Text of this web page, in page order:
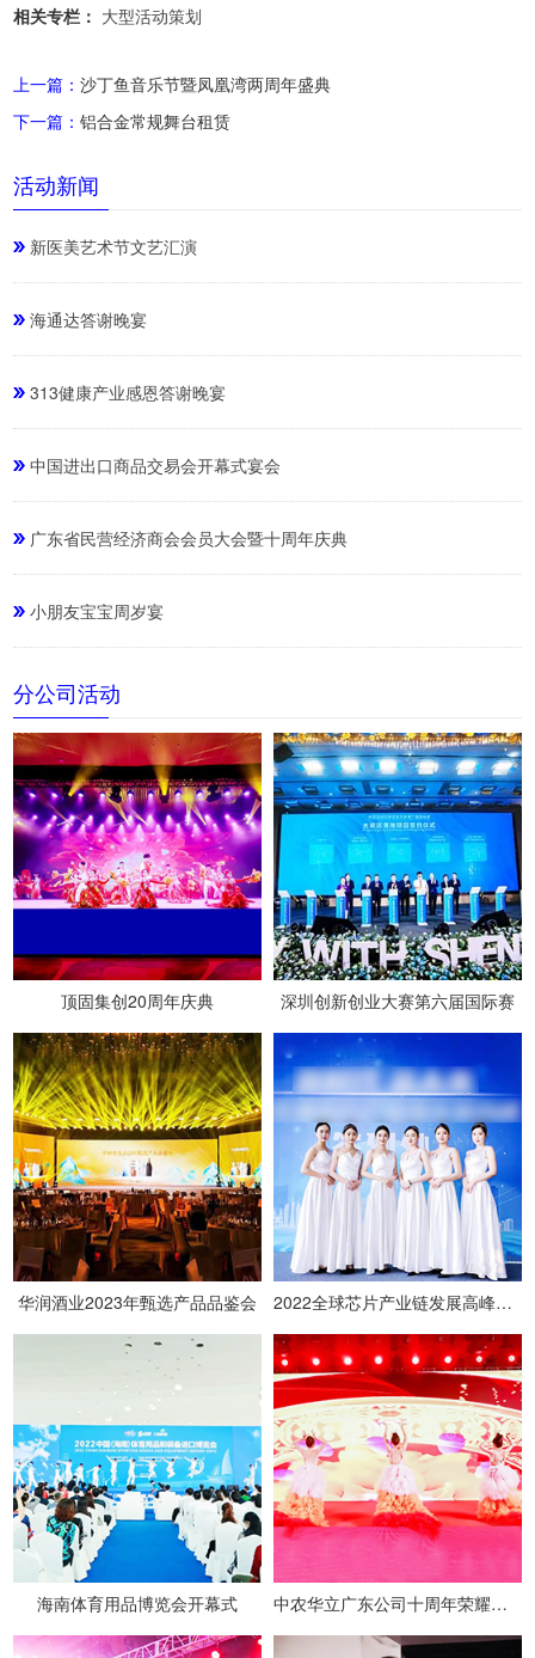
相关专栏： 大型活动策划
上一篇：沙丁鱼音乐节暨凤凰湾两周年盛典
下一篇：铝合金常规舞台租赁
活动新闻
新医美艺术节文艺汇演
海通达答谢晚宴
313健康产业感恩答谢晚宴
中国进出口商品交易会开幕式宴会
广东省民营经济商会会员大会暨十周年庆典
小朋友宝宝周岁宴
分公司活动
顶固集创20周年庆典 深圳创新创业大赛第六届国际赛
华润酒业2023年甄选产品品鉴会 2022全球芯片产业链发展高峰论坛
海南体育用品博览会开幕式 中农华立广东公司十周年荣耀盛典